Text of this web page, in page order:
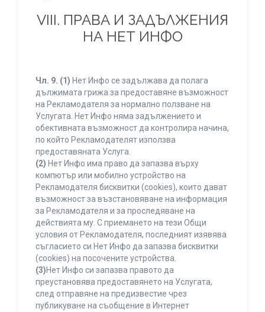
VIII. ПРАВА И ЗАДЪЛЖЕНИЯ
НА НЕТ ИНФО
Чл. 9. (1) Нет Инфо се задължава да полага
дължимата грижа за предоставяне възможност
на Рекламодателя за нормално ползване на
Услугата. Нет Инфо няма задължението и
обективната възможност да контролира начина,
по който Рекламодателят използва
предоставяната Услуга.
(2) Нет Инфо има право да запазва върху
компютър или мобилно устройство на
Рекламодателя бисквитки (cookies), които дават
възможност за възстановяване на информация
за Рекламодателя и за проследяване на
действията му. С приемането на тези Общи
условия от Рекламодателя, последният изявява
съгласието си Нет Инфо да запазва бисквитки
(cookies) на посочените устройства.
(3)Нет Инфо си запазва правото да
преустановява предоставянето на Услугата,
след отправяне на предизвестие чрез
публикуване на съобщение в Интернет